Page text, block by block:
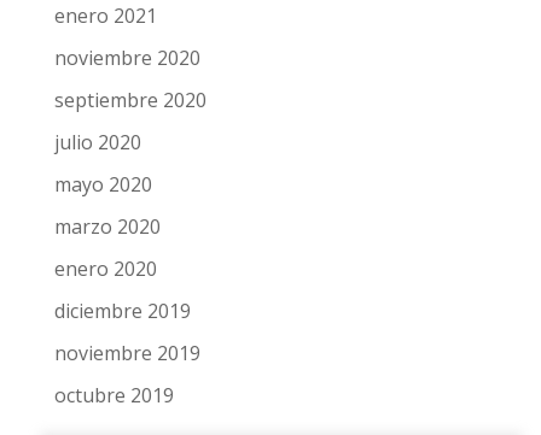
enero 2021
noviembre 2020
septiembre 2020
julio 2020
mayo 2020
marzo 2020
enero 2020
diciembre 2019
noviembre 2019
octubre 2019